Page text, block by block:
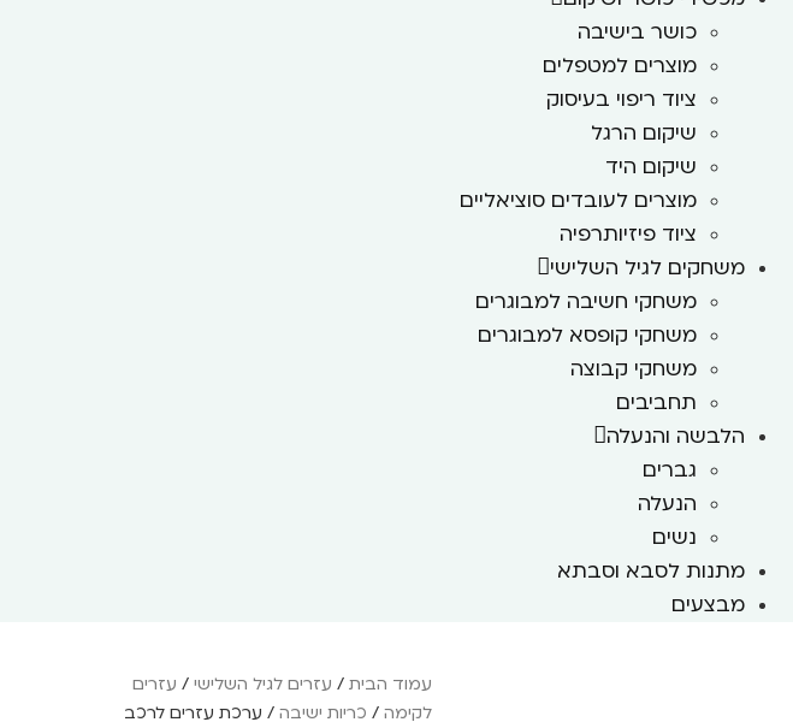
כושר בישיבה
מוצרים למטפלים
ציוד ריפוי בעיסוק
שיקום הרגל
שיקום היד
מוצרים לעובדים סוציאליים
ציוד פיזיותרפיה
משחקים לגיל השלישי
משחקי חשיבה למבוגרים
משחקי קופסא למבוגרים
משחקי קבוצה
תחביבים
הלבשה והנעלה
גברים
הנעלה
נשים
מתנות לסבא וסבתא
מבצעים
עמוד הבית/ עזרים לגיל השלישי/ עזרים
לקימה/ כריות ישיבה/ ערכת עזרים לרכב